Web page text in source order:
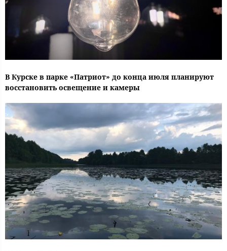
В Курске в парке «Патриот» до конца июля планируют
восстановить освещение и камеры